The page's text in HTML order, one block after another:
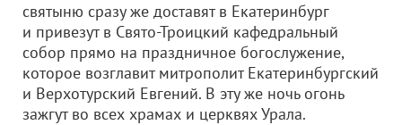
святыню сразу же доставят в Екатеринбург
и привезут в Свято-Троицкий кафедральный
собор прямо на праздничное богослужение,
которое возглавит митрополит Екатеринбургский
и Верхотурский Евгений. В эту же ночь огонь
зажгут во всех храмах и церквях Урала.